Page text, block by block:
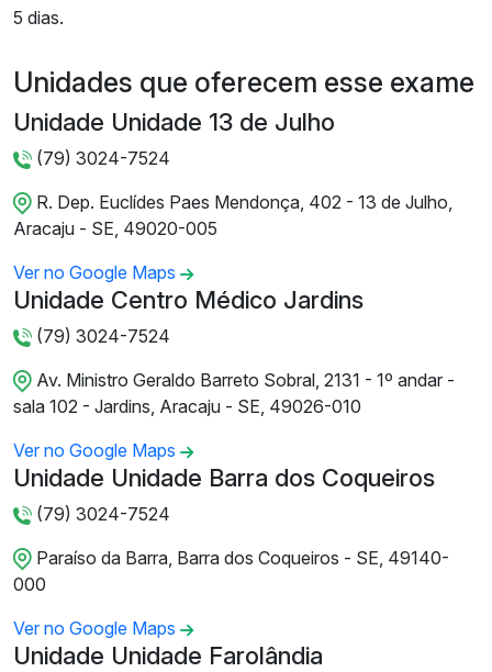
5 dias.
Unidades que oferecem esse exame
Unidade Unidade 13 de Julho
(79) 3024-7524
R. Dep. Euclídes Paes Mendonça, 402 - 13 de Julho,
Aracaju - SE, 49020-005
Ver no Google Maps
Unidade Centro Médico Jardins
(79) 3024-7524
Av. Ministro Geraldo Barreto Sobral, 2131 - 1º andar -
sala 102 - Jardins, Aracaju - SE, 49026-010
Ver no Google Maps
Unidade Unidade Barra dos Coqueiros
(79) 3024-7524
Paraíso da Barra, Barra dos Coqueiros - SE, 49140-
000
Ver no Google Maps
Unidade Unidade Farolândia